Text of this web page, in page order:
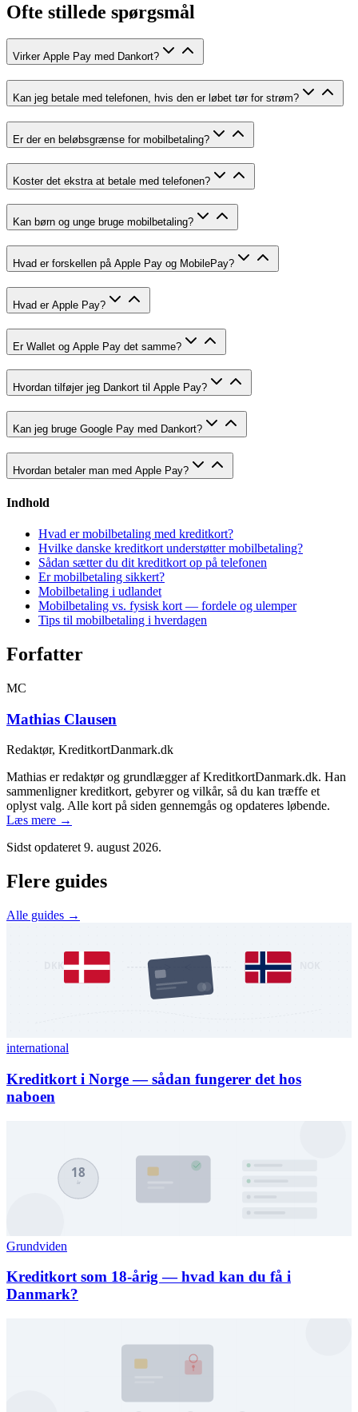
Ofte stillede spørgsmål
Virker Apple Pay med Dankort?
Kan jeg betale med telefonen, hvis den er løbet tør for strøm?
Er der en beløbsgrænse for mobilbetaling?
Koster det ekstra at betale med telefonen?
Kan børn og unge bruge mobilbetaling?
Hvad er forskellen på Apple Pay og MobilePay?
Hvad er Apple Pay?
Er Wallet og Apple Pay det samme?
Hvordan tilføjer jeg Dankort til Apple Pay?
Kan jeg bruge Google Pay med Dankort?
Hvordan betaler man med Apple Pay?
Indhold
Hvad er mobilbetaling med kreditkort?
Hvilke danske kreditkort understøtter mobilbetaling?
Sådan sætter du dit kreditkort op på telefonen
Er mobilbetaling sikkert?
Mobilbetaling i udlandet
Mobilbetaling vs. fysisk kort — fordele og ulemper
Tips til mobilbetaling i hverdagen
Forfatter
MC
Mathias Clausen
Redaktør, KreditkortDanmark.dk
Mathias er redaktør og grundlægger af KreditkortDanmark.dk. Han
sammenligner kreditkort, gebyrer og vilkår, så du kan træffe et
oplyst valg. Alle kort på siden gennemgås og opdateres løbende.
Læs mere →
Sidst opdateret9. august 2026.
Flere guides
Alle guides →
international
Kreditkort i Norge — sådan fungerer det hos
naboen
Grundviden
Kreditkort som 18-årig — hvad kan du få i
Danmark?